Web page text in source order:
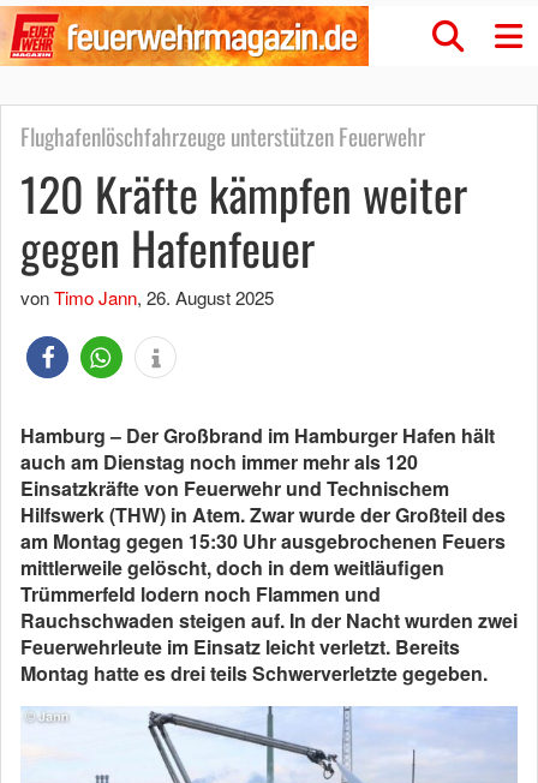
Flughafenlöschfahrzeuge unterstützen Feuerwehr
120 Kräfte kämpfen weiter
gegen Hafenfeuer
vonTimo Jann, 26. August 2025
Hamburg – Der Großbrand im Hamburger Hafen hält
auch am Dienstag noch immer mehr als 120
Einsatzkräfte von Feuerwehr und Technischem
Hilfswerk (THW) in Atem. Zwar wurde der Großteil des
am Montag gegen 15:30 Uhr ausgebrochenen Feuers
mittlerweile gelöscht, doch in dem weitläufigen
Trümmerfeld lodern noch Flammen und
Rauchschwaden steigen auf. In der Nacht wurden zwei
Feuerwehrleute im Einsatz leicht verletzt. Bereits
Montag hatte es drei teils Schwerverletzte gegeben.